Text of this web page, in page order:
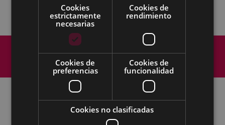
Mapa del Sitio
Aviso legal
Accesibilidad
Todas las redes sociales del Ayuntamiento
Cookies
estrictamente
necesarias
Cookies de
rendimiento
Cookies de
preferencias
Cookies de
funcionalidad
Cookies no clasificadas